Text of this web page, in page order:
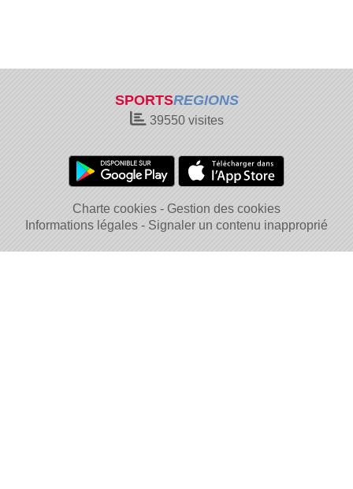
SPORTSREGIONS
39550visites
Charte cookies
Gestion des cookies
Informations légales
Signaler un contenu inapproprié